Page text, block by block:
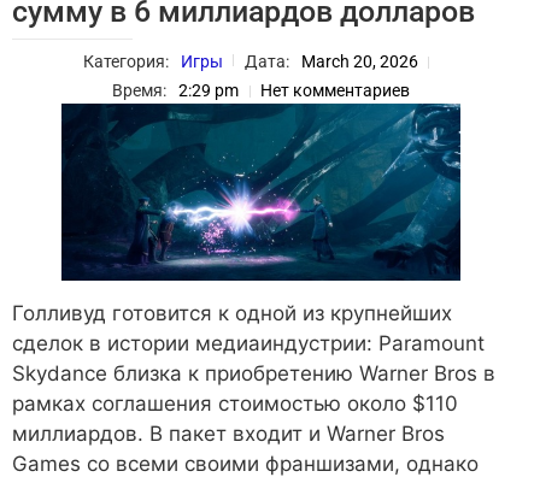
сумму в 6 миллиардов долларов
Категория: Игры Дата:
March 20, 2026
Время:
2:29 pm Нет комментариев
Голливуд готовится к одной из крупнейших
сделок в истории медиаиндустрии: Paramount
Skydance близка к приобретению Warner Bros в
рамках соглашения стоимостью около $110
миллиардов. В пакет входит и Warner Bros
Games со всеми своими франшизами, однако